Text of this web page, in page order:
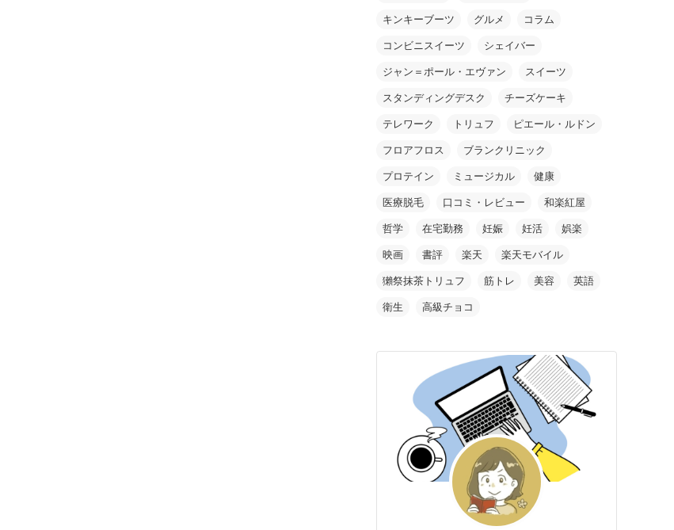
キンキーブーツ グルメ コラム
コンビニスイーツ シェイバー
ジャン＝ポール・エヴァン スイーツ
スタンディングデスク チーズケーキ
テレワーク トリュフ ピエール・ルドン
フロアフロス ブランクリニック
プロテイン ミュージカル 健康
医療脱毛 口コミ・レビュー 和楽紅屋
哲学 在宅勤務 妊娠 妊活 娯楽
映画 書評 楽天 楽天モバイル
獺祭抹茶トリュフ 筋トレ 美容 英語
衛生 高級チョコ